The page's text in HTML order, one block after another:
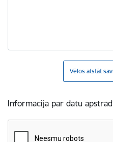
Vēlos atstāt
Informācija par datu